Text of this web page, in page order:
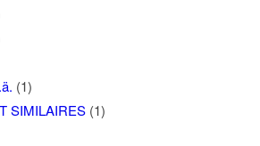
(1)
SIMILAIRES(1)